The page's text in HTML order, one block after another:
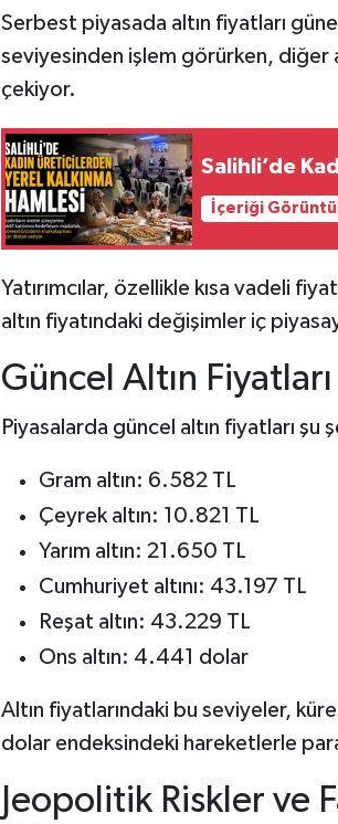
Serbest piyasada altın fiyatları
seviyesinden işlem görürken, diğer
çekiyor.
Salihli’de
İçeriği
Yatırımcılar, özellikle kısa vadeli
altın fiyatındaki değişimler iç
Güncel Altın
Piyasalarda güncel altın fiyatları şu
Gram altın: 6.582 TL
Çeyrek altın: 10.821 TL
Yarım altın: 21.650 TL
Cumhuriyet altını: 43.197 TL
Reşat altın: 43.229 TL
Ons altın: 4.441 dolar
Altın fiyatlarındaki bu seviyeler,
dolar endeksindeki hareketlerle
Jeopolitik Riskler ve